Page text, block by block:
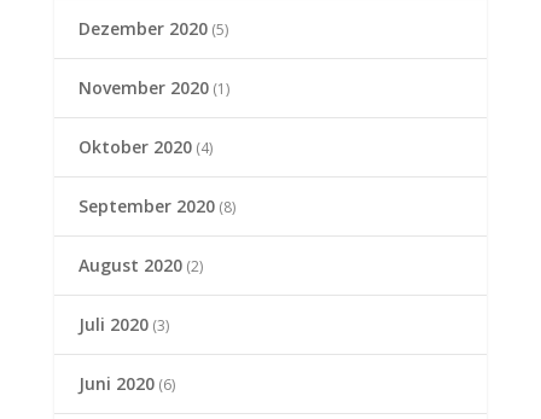
Dezember 2020(5)
November 2020(1)
Oktober 2020(4)
September 2020(8)
August 2020(2)
Juli 2020(3)
Juni 2020(6)